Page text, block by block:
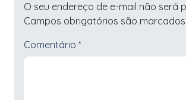
O seu endereço de e-mail não será
Campos obrigatórios são
Comentário *